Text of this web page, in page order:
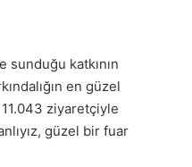
katkının
en güzel
ziyaretçiyle
güzel bir fuar